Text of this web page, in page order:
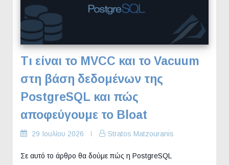
Τι είναι το MVCC και το Vacuum
στη βάση δεδομένων της
PostgreSQL και πώς
αποφεύγουμε το Bloat
29 Ιουλίου 2026 Stratos Matzouranis
Σε αυτό το άρθρο θα δούμε πώς η PostgreSQL